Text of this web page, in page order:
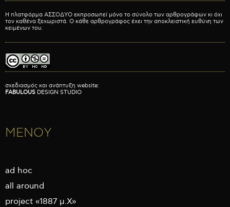
Η πλατφόρμα ΑΣΣΟΔΥΟ εκπροσωπεί μόνο το σύνολο των αρθρογράφων κι όχι
τον καθένα ξεχωριστά. Ο κάθε αρθρογράφος έχει την αποκλειστική ευθύνη των
κειμένων του.
σχεδιασμός και ανάπτυξη website:
FABULOUS DESIGN STUDIO
ΜΕΝΟΥ
ad hoc
all around
project «1887 μ.Χ»